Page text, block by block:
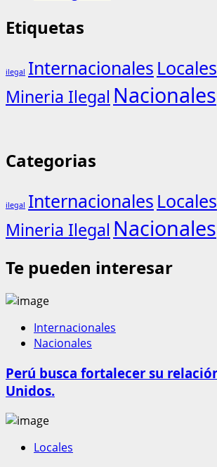
Etiquetas
ilegal Internacionales Locales
Mineria Ilegal Nacionales
Categorias
ilegal Internacionales Locales
Mineria Ilegal Nacionales
Te pueden interesar
Internacionales
Nacionales
Perú busca fortalecer su
Unidos.
Locales